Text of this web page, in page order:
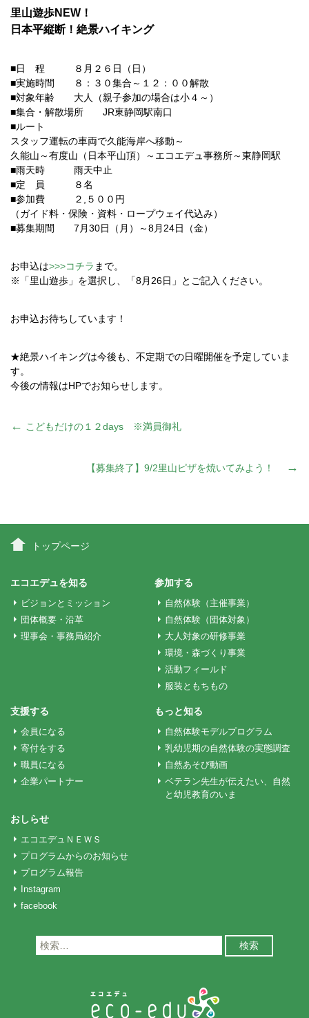
里山遊歩NEW！
日本平縦断！絶景ハイキング
■日 程 ８月２６日（日）
■実施時間 ８：３０集合～１２：００解散
■対象年齢 大人（親子参加の場合は小４～）
■集合・解散場所 JR東静岡駅南口
■ルート
スタッフ運転の車両で久能海岸へ移動～
久能山～有度山（日本平山頂）～エコエデュ事務所～東静岡駅
■雨天時 雨天中止
■定 員 ８名
■参加費 ２,５００円
（ガイド料・保険・資料・ロープウェイ代込み）
■募集期間 7月30日（月）～8月24日（金）
お申込は>>>コチラ まで。
※「里山遊歩」を選択し、「8月26日」とご記入ください。
お申込お待ちしています！
★絶景ハイキングは今後も、不定期での日曜開催を予定していま
す。
今後の情報はHPでお知らせします。
投
ビ
ゲ
ー
ョ
ン
← こどもだけの１２days ※満員御礼
【募集終了】9/2里山ピザを焼いてみよう！ →
トップページ
エコエデュを知る
ビジョンとミッション
団体概要・沿革
理事会・事務局紹介
参加する
自然体験（主催事業）
自然体験（団体対象）
大人対象の研修事業
環境・森づくり事業
活動フィールド
服装ともちもの
支援する
会員になる
寄付をする
職員になる
企業パートナー
もっと知る
自然体験モデルプログラム
乳幼児期の自然体験の実態調査
自然あそび動画
ベテラン先生が伝えたい、自然
と幼児教育のいま
おしらせ
エコエデュＮＥＷＳ
プログラムからのお知らせ
プログラム報告
Instagram
facebook
検
索: